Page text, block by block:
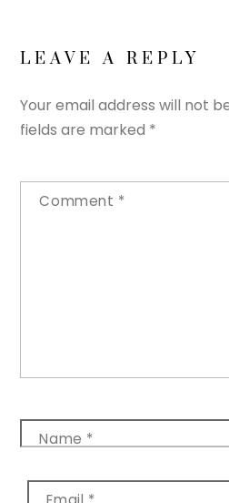
LEAVE A REPLY
Your email address will not
fields are marked *
Comment *
Name *